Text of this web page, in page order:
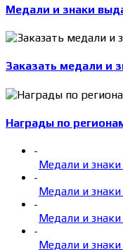
Медали и знаки
Заказать медали и
Награды по
-
Медали и знаки
-
Медали и
-
Медали и знаки
-
Медали и